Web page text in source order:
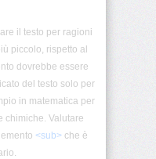
il testo per ragioni
piccolo, rispetto al
dovrebbe essere
del testo solo per
in matematica per
chimiche. Valutare
<sub>che è